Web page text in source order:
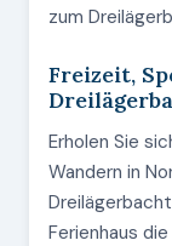
zum
Freizeit,
Erholen Sie
Wandern in
Ferienhaus